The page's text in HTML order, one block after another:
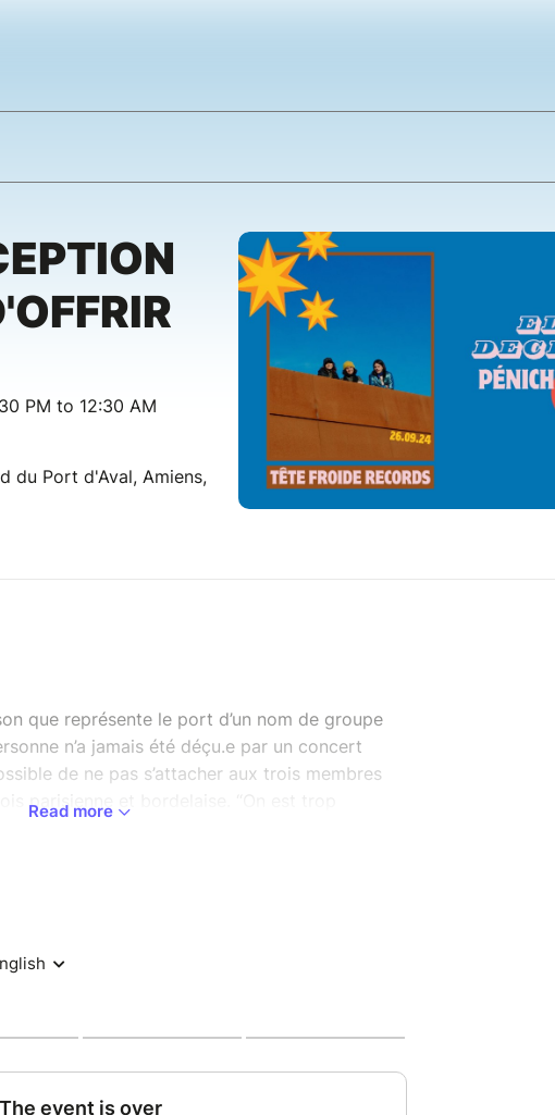
PM to 12:30 AM
du Port d'Aval, Amiens,
que représente le port d’un nom de groupe
n’a jamais été déçu.e par un concert
de ne pas s’attacher aux trois membres
parisienne et bordelaise. “On est trop
de remonter légèrement le bonheur moyen
par l’énergie qui s’en dégage. La pop lo-fi
d’un naturel et d’un amour qui leur
dans la civilisation humaine.
youtu.be/WmgHsermFOA
Read more